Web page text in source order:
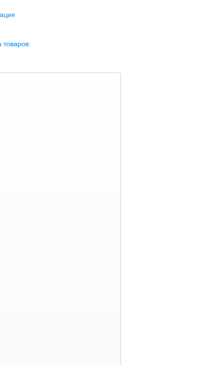
товаров: